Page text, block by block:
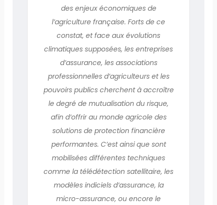
des enjeux économiques de
l’agriculture française. Forts de ce
constat, et face aux évolutions
climatiques supposées, les entreprises
d’assurance, les associations
professionnelles d’agriculteurs et les
pouvoirs publics cherchent à accroître
le degré de mutualisation du risque,
afin d’offrir au monde agricole des
solutions de protection financière
performantes. C’est ainsi que sont
mobilisées différentes techniques
comme la télédétection satellitaire, les
modèles indiciels d’assurance, la
micro-assurance, ou encore le